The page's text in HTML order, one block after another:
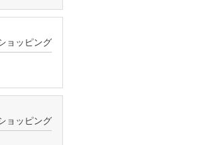
ョッピング
ョッピング